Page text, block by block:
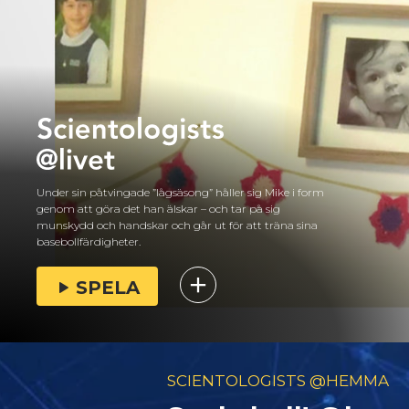
Under sin påtvingade ”lågsäsong” håller sig Mike i form
genom att göra det han älskar – och tar på sig
munskydd och handskar och går ut för att träna sina
basebollfärdigheter.
SPELA
SCIENTOLOGISTS @HEMMA